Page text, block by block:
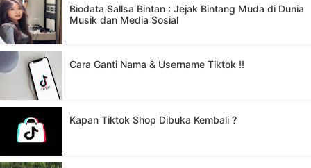
Biodata Sallsa Bintan : Jejak Bintang Muda di Dunia
Musik dan Media Sosial
Cara Ganti Nama & Username Tiktok !!
Kapan Tiktok Shop Dibuka Kembali ?